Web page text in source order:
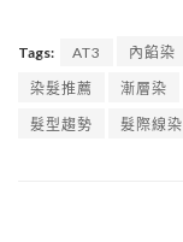
Tags: AT3 內餡染
染髮推薦
漸層染
髮型趨勢
髮際線染